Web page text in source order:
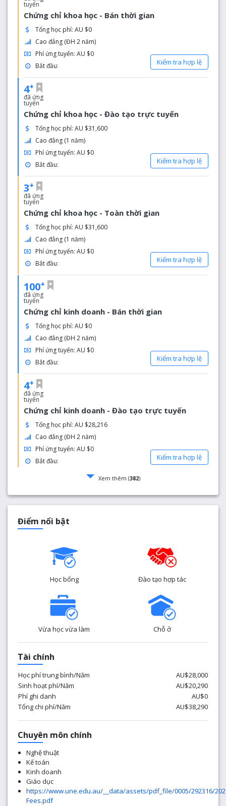
tuyển
Chứng chỉ khoa học - Bán thời gian
Tổng học phí: AU $0
Cao đẳng (ĐH 2 năm)
Phí ứng tuyển: AU $0
Bắt đầu:
Kiểm tra hợp lệ
4+
đã ứng
tuyển
Chứng chỉ khoa học - Đào tạo trực tuyến
Tổng học phí: AU $31,600
Cao đẳng (1 năm)
Phí ứng tuyển: AU $0
Bắt đầu:
Kiểm tra hợp lệ
3+
đã ứng
tuyển
Chứng chỉ khoa học - Toàn thời gian
Tổng học phí: AU $31,600
Cao đẳng (1 năm)
Phí ứng tuyển: AU $0
Bắt đầu:
Kiểm tra hợp lệ
100+
đã ứng
tuyển
Chứng chỉ kinh doanh - Bán thời gian
Tổng học phí: AU $0
Cao đẳng (ĐH 2 năm)
Phí ứng tuyển: AU $0
Bắt đầu:
Kiểm tra hợp lệ
4+
đã ứng
tuyển
Chứng chỉ kinh doanh - Đào tạo trực tuyến
Tổng học phí: AU $28,216
Cao đẳng (ĐH 2 năm)
Phí ứng tuyển: AU $0
Bắt đầu:
Kiểm tra hợp lệ
Xem thêm (382)
Điểm nổi bật
Học bổng Đào tạo hợp tác
Vừa học vừa làm Chỗ ở
Tài chính
Học phí trung bình/Năm
AU$28,000
Sinh hoạt phí/Năm
AU$20,290
Phí ghi danh
AU$0
Tổng chi phí/Năm
AU$38,290
Chuyên môn chính
Nghệ thuật
Kế toán
Kinh doanh
Giáo dục
https://www.une.edu.au/__data/assets/pdf_file/0005/292316/
Fees.pdf